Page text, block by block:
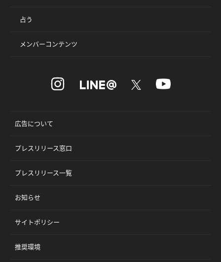
占う
メンバーコンテンツ
広告について
プレスリリース窓口
プレスリリース一覧
お知らせ
サイトポリシー
推奨環境